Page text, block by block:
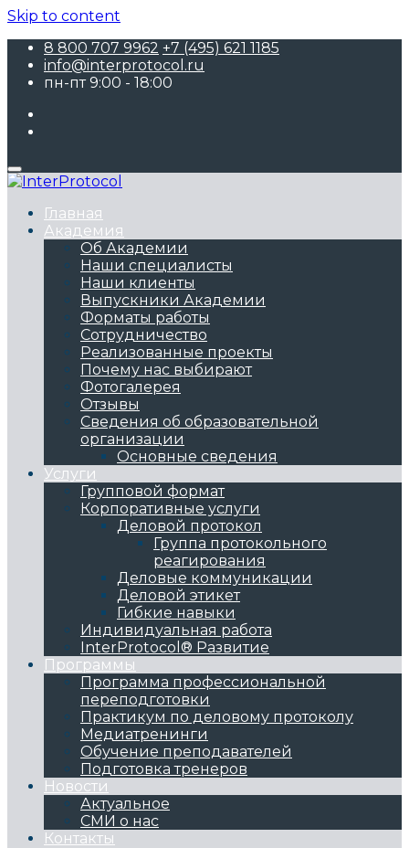
Skip to content
8 800 707 9962 +7 (495) 621 1185
info@interprotocol.ru
пн-пт 9:00 - 18:00
Главная
Академия
Об Академии
Наши специалисты
Наши клиенты
Выпускники Академии
Форматы работы
Сотрудничество
Реализованные проекты
Почему нас выбирают
Фотогалерея
Отзывы
Сведения об образовательной
организации
Основные сведения
Услуги
Групповой формат
Корпоративные услуги
Деловой протокол
Группа протокольного
реагирования
Деловые коммуникации
Деловой этикет
Гибкие навыки
Индивидуальная работа
InterProtocol® Развитие
Программы
Программа профессиональной
переподготовки
Практикум по деловому протоколу
Медиатренинги
Обучение преподавателей
Подготовка тренеров
Новости
Актуальное
СМИ о нас
Контакты